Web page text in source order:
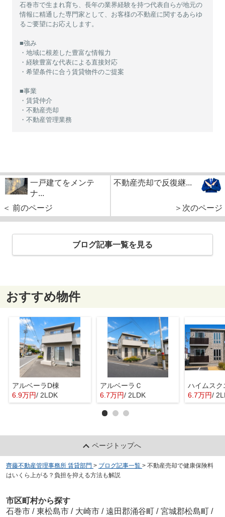
石巻市で生まれ育ち、長年の業界経験を持つ代表自らが地元の
情報に精通した専門家として、お客様の不動産に関するあらゆ
るご要望にお応えします。
■強み
・地域に根差した豊富な情報力
・経験豊富な代表による直接対応
・希望条件に合う賃貸物件のご提案
■事業
・賃貸仲介
・不動産売却
・不動産管理業務
一戸建てをメンテ
ナ...
＜ 前のページ
不動産売却で反復継...
＞次のページ
ブログ記事一覧を見る
おすすめ物件
アルベーラD棟
6.9万円/ 2LDK
アルベーラＣ
6.7万円/ 2LDK 6.7万円/
ページトップへ
齊藤不動産管理事務所 賃貸部門 > ブログ記事一覧 > 不動産売却で健康保険料
はいくら上がる？負担を抑える方法も解説
市区町村から探す
石巻市 / 東松島市 / 大崎市 / 遠田郡涌谷町 / 宮城郡松島町
/